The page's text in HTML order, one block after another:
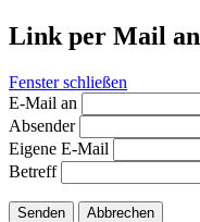
Link per Mail an
Fenster schließen
E-Mail an
Absender
Eigene E-Mail
Betreff
Senden Abbrechen